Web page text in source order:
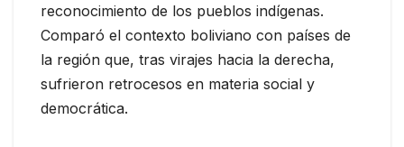
reconocimiento de los pueblos indígenas.
Comparó el contexto boliviano con países de
la región que, tras virajes hacia la derecha,
sufrieron retrocesos en materia social y
democrática.